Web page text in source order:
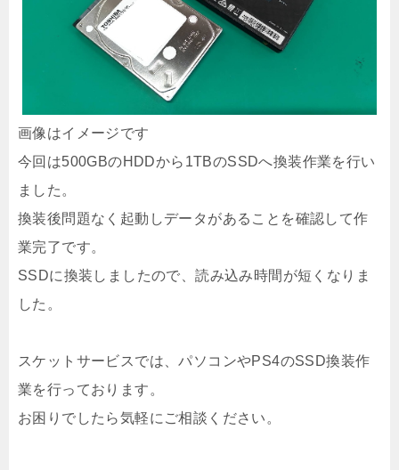
画像はイメージです
今回は500GBのHDDから1TBのSSDへ換装作業を行い
ました。
換装後問題なく起動しデータがあることを確認して作
業完了です。
SSDに換装しましたので、読み込み時間が短くなりま
した。
スケットサービスでは、パソコンやPS4のSSD換装作
業を行っております。
お困りでしたら気軽にご相談ください。